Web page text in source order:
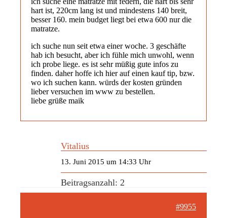
hart ist, 220cm lang ist und mindestens 140 breit,
besser 160. mein budget liegt bei etwa 600 nur die
matratze.
ich suche nun seit etwa einer woche. 3 geschäfte
hab ich besucht, aber ich fühle mich unwohl, wenn
ich probe liege. es ist sehr müßig gute infos zu
finden. daher hoffe ich hier auf einen kauf tip, bzw.
wo ich suchen kann. würds der kosten gründen
lieber versuchen im www zu bestellen.
liebe grüße maik
Vitalius
13. Juni 2015 um 14:33 Uhr
Beitragsanzahl: 2
#9955